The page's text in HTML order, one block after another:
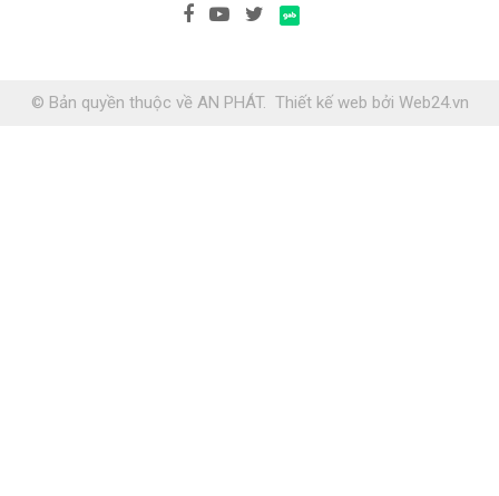
© Bản quyền thuộc về AN PHÁT. Thiết kế web bởi Web24.vn